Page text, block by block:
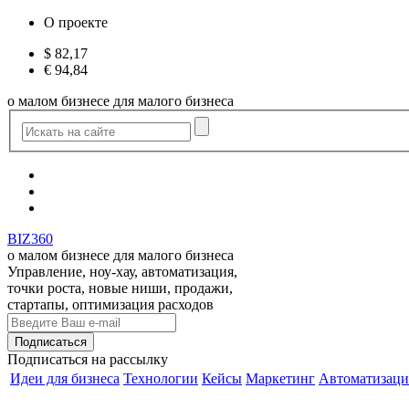
О проекте
$ 82,17
€ 94,84
о малом бизнесе для малого бизнеса
BIZ360
о малом бизнесе для малого бизнеса
Управление, ноу-хау, автоматизация,
точки роста, новые ниши, продажи,
стартапы, оптимизация расходов
Подписаться на рассылку
Идеи для бизнеса Технологии Кейсы Маркетинг